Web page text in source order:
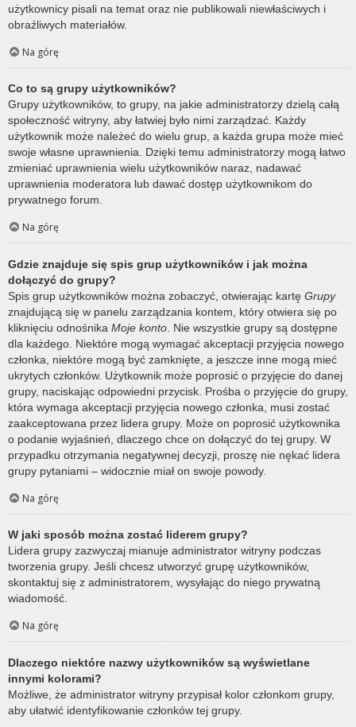
użytkownicy pisali na temat oraz nie publikowali niewłaściwych i
obraźliwych materiałów.
Na górę
Co to są grupy użytkowników?
Grupy użytkowników, to grupy, na jakie administratorzy dzielą całą
społeczność witryny, aby łatwiej było nimi zarządzać. Każdy
użytkownik może należeć do wielu grup, a każda grupa może mieć
swoje własne uprawnienia. Dzięki temu administratorzy mogą łatwo
zmieniać uprawnienia wielu użytkowników naraz, nadawać
uprawnienia moderatora lub dawać dostęp użytkownikom do
prywatnego forum.
Na górę
Gdzie znajduje się spis grup użytkowników i jak można
dołączyć do grupy?
Spis grup użytkowników można zobaczyć, otwierając kartę Grupy
znajdującą się w panelu zarządzania kontem, który otwiera się po
kliknięciu odnośnika Moje konto . Nie wszystkie grupy są dostępne
dla każdego. Niektóre mogą wymagać akceptacji przyjęcia nowego
członka, niektóre mogą być zamknięte, a jeszcze inne mogą mieć
ukrytych członków. Użytkownik może poprosić o przyjęcie do danej
grupy, naciskając odpowiedni przycisk. Prośba o przyjęcie do grupy,
która wymaga akceptacji przyjęcia nowego członka, musi zostać
zaakceptowana przez lidera grupy. Może on poprosić użytkownika
o podanie wyjaśnień, dlaczego chce on dołączyć do tej grupy. W
przypadku otrzymania negatywnej decyzji, proszę nie nękać lidera
grupy pytaniami – widocznie miał on swoje powody.
Na górę
W jaki sposób można zostać liderem grupy?
Lidera grupy zazwyczaj mianuje administrator witryny podczas
tworzenia grupy. Jeśli chcesz utworzyć grupę użytkowników,
skontaktuj się z administratorem, wysyłając do niego prywatną
wiadomość.
Na górę
Dlaczego niektóre nazwy użytkowników są wyświetlane
innymi kolorami?
Możliwe, że administrator witryny przypisał kolor członkom grupy,
aby ułatwić identyfikowanie członków tej grupy.